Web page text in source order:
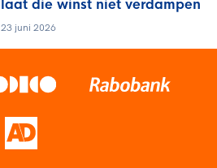
laat die winst niet verdampen
23 juni 2026